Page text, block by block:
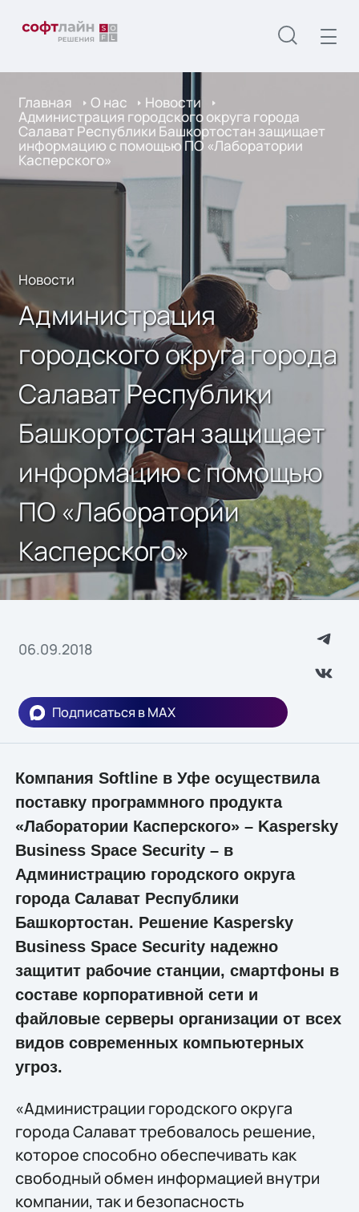
Главная О нас Новости
Администрация городского округа города
Салават Республики Башкортостан защищает
информацию с помощью ПО «Лаборатории
Касперского»
Новости
Администрация
городского округа города
Салават Республики
Башкортостан защищает
информацию с помощью
ПО «Лаборатории
Касперского»
06.09.2018
Подписаться в MAX
Компания Softline в Уфе осуществила
поставку программного продукта
«Лаборатории Касперского» – Kaspersky
Business Space Security – в
Администрацию городского округа
города Салават Республики
Башкортостан. Решение Kaspersky
Business Space Security надежно
защитит рабочие станции, смартфоны в
составе корпоративной сети и
файловые серверы организации от всех
видов современных компьютерных
угроз.
«Администрации городского округа
города Салават требовалось решение,
которое способно обеспечивать как
свободный обмен информацией внутри
компании, так и безопасность